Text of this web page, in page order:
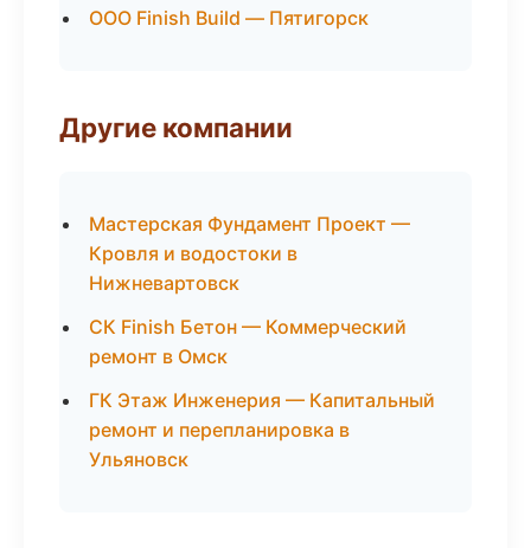
ООО Finish Build — Пятигорск
Другие компании
Мастерская Фундамент Проект —
Кровля и водостоки в
Нижневартовск
СК Finish Бетон — Коммерческий
ремонт в Омск
ГК Этаж Инженерия — Капитальный
ремонт и перепланировка в
Ульяновск